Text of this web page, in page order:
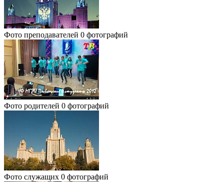
Фото преподавателей 0 фотографий
Фото родителей 0 фотографий
Фото служащих 0 фотографий